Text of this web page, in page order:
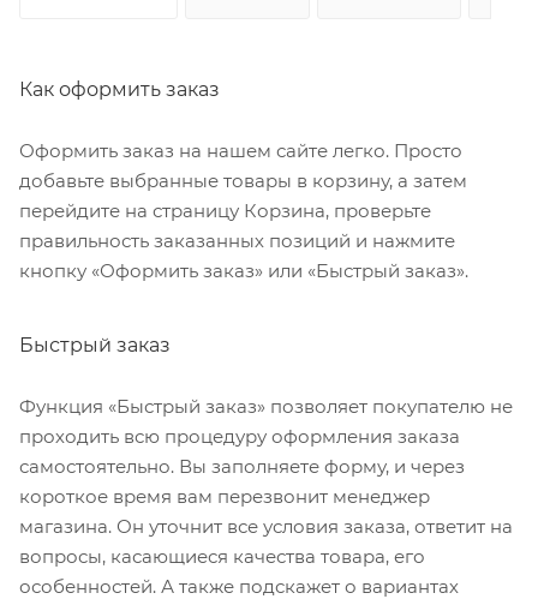
Как оформить заказ
Оформить заказ на нашем сайте легко. Просто
добавьте выбранные товары в корзину, а затем
перейдите на страницу Корзина, проверьте
правильность заказанных позиций и нажмите
кнопку «Оформить заказ» или «Быстрый заказ».
Быстрый заказ
Функция «Быстрый заказ» позволяет покупателю не
проходить всю процедуру оформления заказа
самостоятельно. Вы заполняете форму, и через
короткое время вам перезвонит менеджер
магазина. Он уточнит все условия заказа, ответит на
вопросы, касающиеся качества товара, его
особенностей. А также подскажет о вариантах